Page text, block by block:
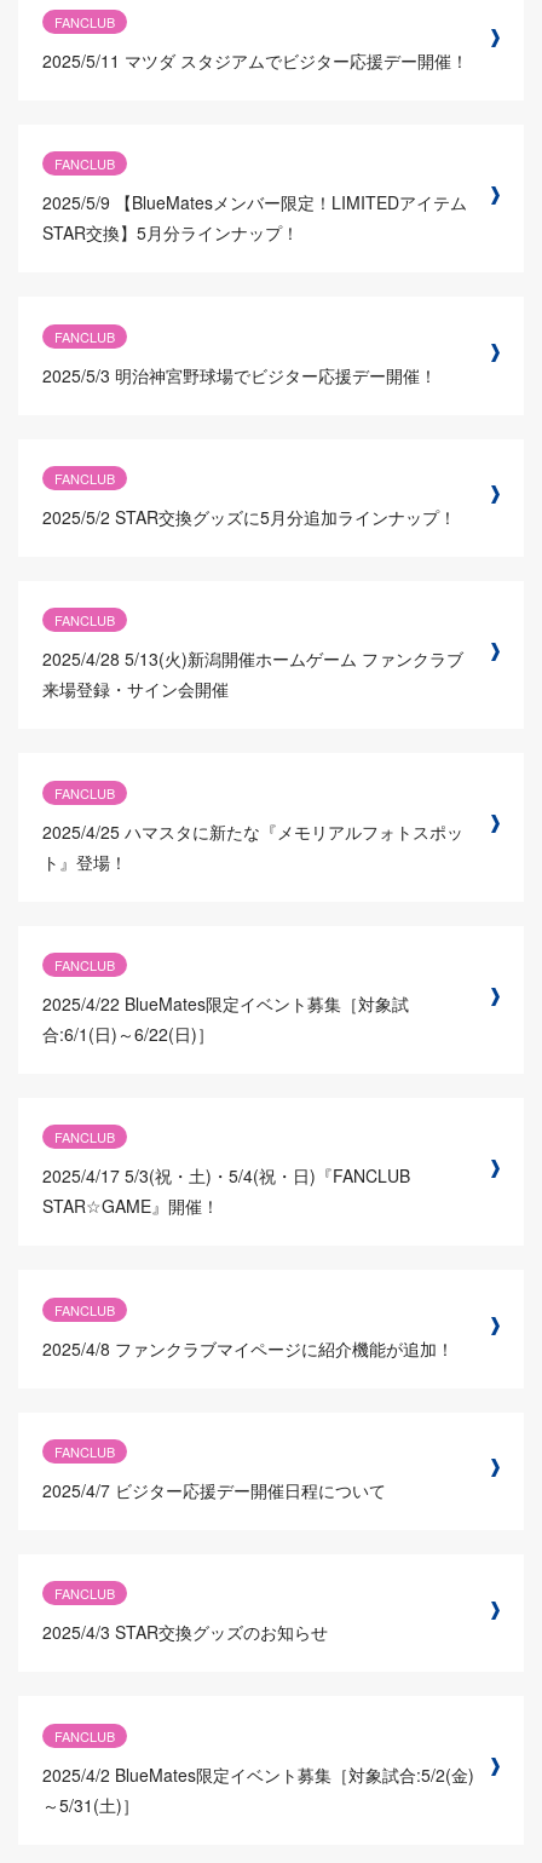
FANCLUB
2025/5/11 マツダ スタジアムでビジター応援デー開催！
FANCLUB
2025/5/9
【BlueMatesメンバー限定！LIMITEDアイテム
STAR交換】5月分ラインナップ！
FANCLUB
2025/5/3 明治神宮野球場でビジター応援デー開催！
FANCLUB
2025/5/2 STAR交換グッズに5月分追加ラインナップ！
FANCLUB
2025/4/28 5/13(火)新潟開催ホームゲーム ファンクラブ
来場登録・サイン会開催
FANCLUB
2025/4/25 ハマスタに新たな『メモリアルフォトスポッ
ト』登場！
FANCLUB
2025/4/22 BlueMates限定イベント募集［対象試
合:6/1(日)～6/22(日)］
FANCLUB
2025/4/17 5/3(祝・土)・5/4(祝・日)『FANCLUB
STAR☆GAME』開催！
FANCLUB
2025/4/8 ファンクラブマイページに紹介機能が追加！
FANCLUB
2025/4/7 ビジター応援デー開催日程について
FANCLUB
2025/4/3 STAR交換グッズのお知らせ
FANCLUB
2025/4/2 BlueMates限定イベント募集［対象試合:5/2(金)
～5/31(土)］